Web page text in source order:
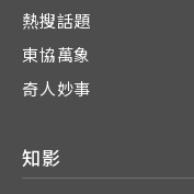
熱搜話題
東協萬象
奇人妙事
知影